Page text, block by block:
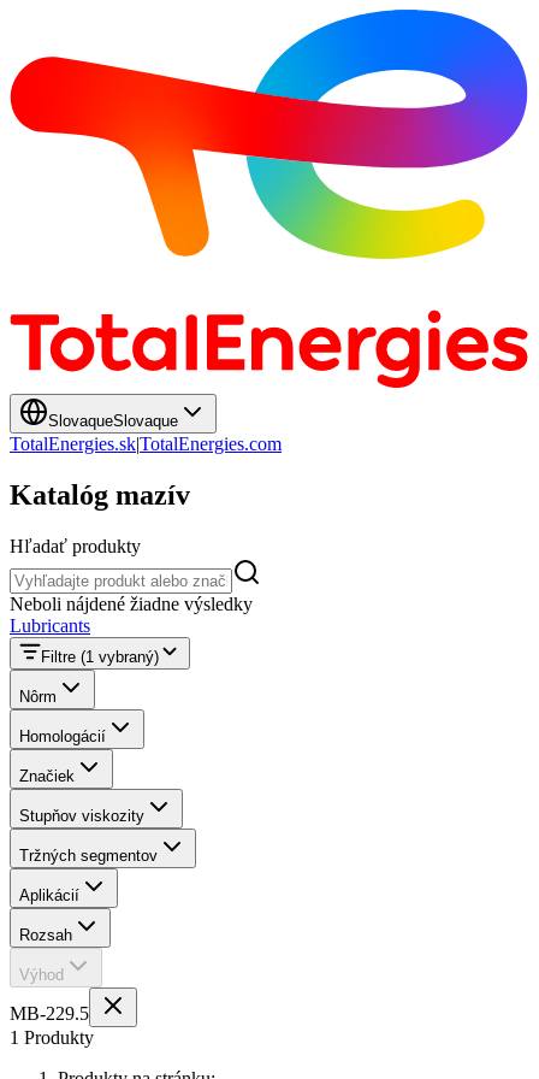
SlovaqueSlovaque
TotalEnergies.sk|TotalEnergies.com
Katalóg mazív
Hľadať produkty
Hľadať produkty
Neboli nájdené žiadne výsledky
Lubricants
Filtre (1 vybraný)
Nôrm
Homologácií
Značiek
Stupňov viskozity
Tržných segmentov
Aplikácií
Rozsah
Výhod
MB-229.5
1 Produkty